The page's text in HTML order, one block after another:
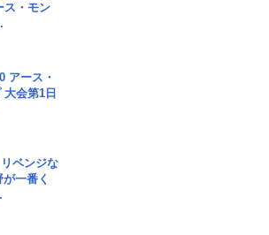
ス・モン
アース・
会第1日
リベンジな
一番く